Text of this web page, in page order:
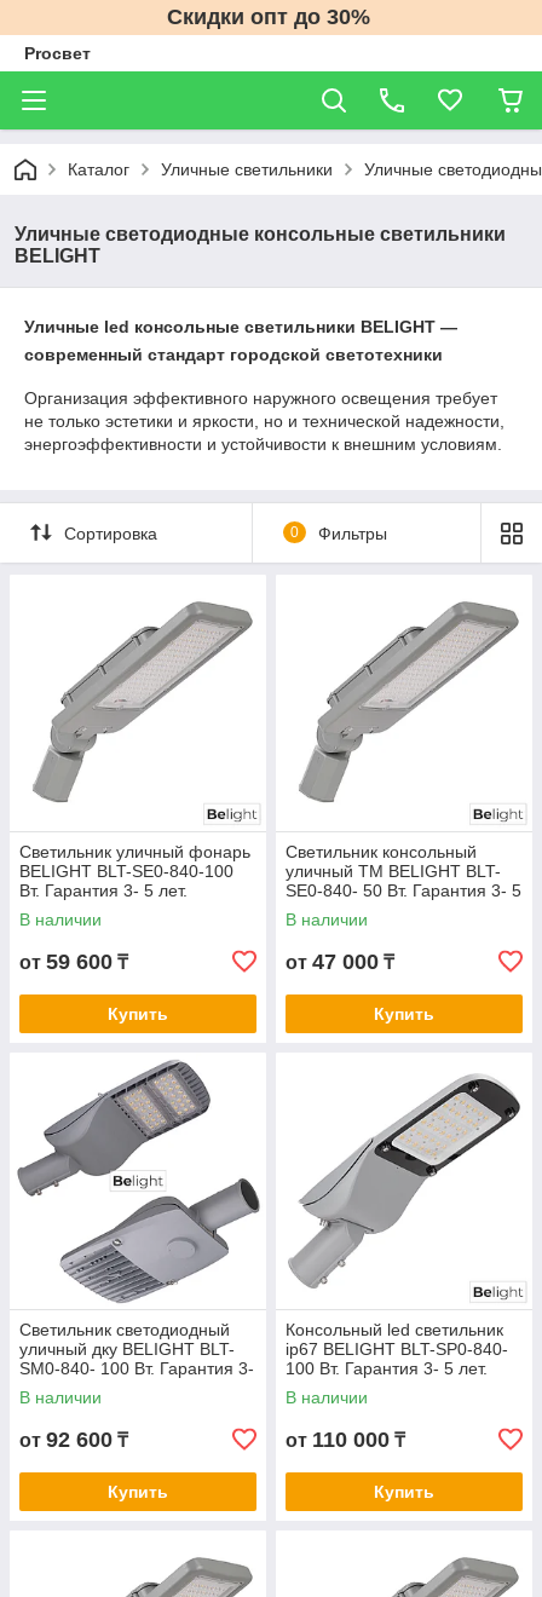
Скидки опт до 30%
Proсвет
Каталог Уличные светильники Уличные
Уличные светодиодные консольные светильники
BELIGHT
Уличные led консольные светильники BELIGHT —
современный стандарт городской светотехники
Организация эффективного наружного освещения требует
не только эстетики и яркости, но и технической надежности,
энергоэффективности и устойчивости к внешним условиям.
Сортировка 0 Фильтры
Светильник уличный фонарь
BELIGHT BLT-SE0-840-100
Вт. Гарантия 3- 5 лет.
Сертификат СТ КЗ.
В наличии
от 59 600 ₸
Купить
Светильник консольный
уличный ТМ BELIGHT BLT-
SE0-840- 50 Вт. Гарантия 3- 5
лет. Сертификат СТ КЗ.
В наличии
от 47 000 ₸
Купить
Светильник светодиодный
уличный дку BELIGHT BLT-
SM0-840- 100 Вт. Гарантия 3-
5 лет. Сертификат СТ КЗ
В наличии
от 92 600 ₸
Купить
Консольный led светильник
ip67 BELIGHT BLT-SP0-840-
100 Вт. Гарантия 3- 5 лет.
Сертификат СТ КЗ
В наличии
от 110 000 ₸
Купить